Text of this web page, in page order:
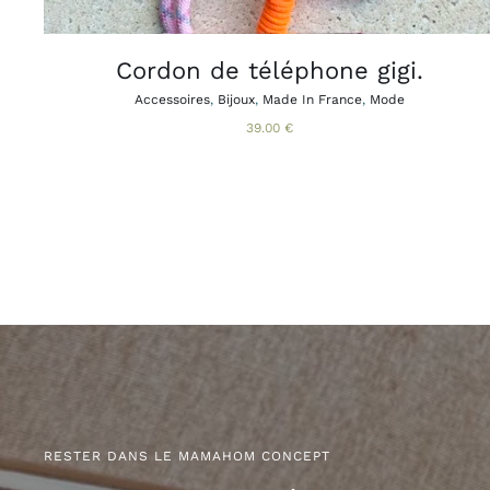
SUR
LA
PAGE
DU
PRODUIT
Cordon de téléphone gigi.
Accessoires, Bijoux, Made In France, Mode
39.00 €
RESTER DANS LE MAMAHOM CONCEPT